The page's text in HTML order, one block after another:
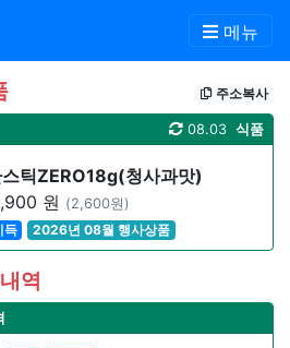
메뉴
주소복사
식품
08.03
틱ZERO18g(청사과맛)
원 (2,600원)
득 2026년 08월 행사상품
역